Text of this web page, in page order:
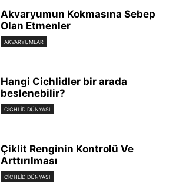
Akvaryumun Kokmasına Sebep
Olan Etmenler
AKVARYUMLAR
Hangi Cichlidler bir arada
beslenebilir?
CICHLID DÜNYASI
Çiklit Renginin Kontrolü Ve
Arttırılması
CICHLID DÜNYASI